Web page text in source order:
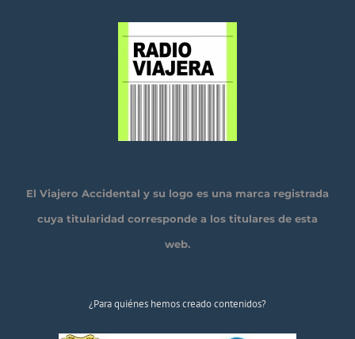
El Viajero Accidental y su logo es una marca registrada
cuya titularidad corresponde a los titulares de esta
web.
¿Para quiénes hemos creado contenidos?